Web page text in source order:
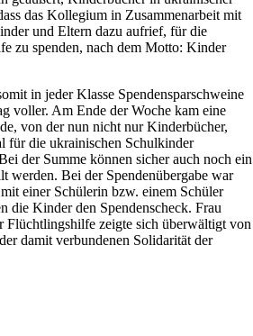
das Kollegium in Zusammenarbeit mit
und Eltern dazu aufrief, für die
zu spenden, nach dem Motto: Kinder
in jeder Klasse Spendensparschweine
voller. Am Ende der Woche kam eine
von der nun nicht nur Kinderbücher,
für die ukrainischen Schulkinder
der Summe können sicher auch noch ein
werden. Bei der Spendenübergabe war
einer Schülerin bzw. einem Schüler
die Kinder den Spendenscheck. Frau
Flüchtlingshilfe zeigte sich überwältigt von
damit verbundenen Solidarität der